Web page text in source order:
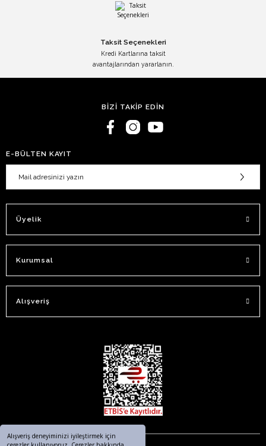
Alışveriş deneyiminizi iyileştirmek için
Taksit Seçenekleri
Kredi Kartlarına taksit
avantajlarından yararlanın.
BİZİ TAKİP EDİN
E-BÜLTEN KAYIT
Üyelik
Kurumsal
Alışveriş